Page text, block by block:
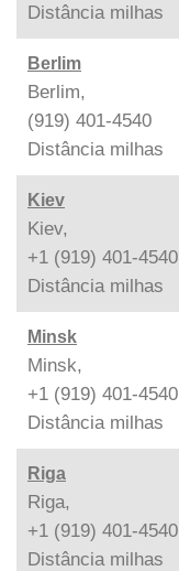
Distância milhas
Berlim
Berlim,
(919) 401-4540
Distância milhas
Kiev
Kiev,
+1 (919) 401-4540
Distância milhas
Minsk
Minsk,
+1 (919) 401-4540
Distância milhas
Riga
Riga,
+1 (919) 401-4540
Distância milhas